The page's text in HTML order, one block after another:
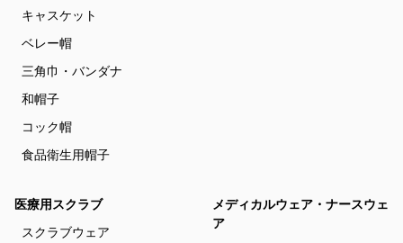
キャスケット
ベレー帽
三角巾・バンダナ
和帽子
コック帽
食品衛生用帽子
医療用スクラブ
スクラブウェア
メディカルウェア・ナースウェ
ア